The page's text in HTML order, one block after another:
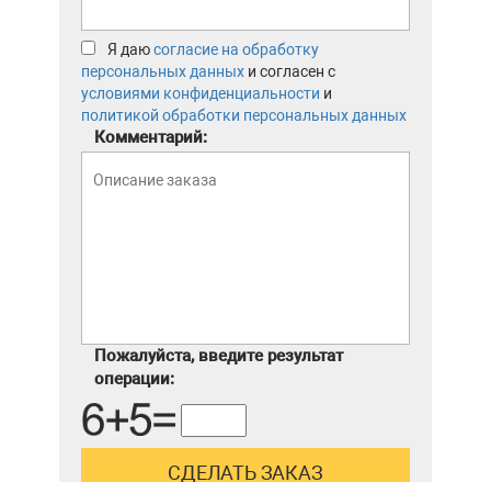
Я даюсогласие на обработку
персональных данных и согласен с
условиями конфиденциальности и
политикой обработки персональных данных
Комментарий:
Пожалуйста, введите результат
операции: